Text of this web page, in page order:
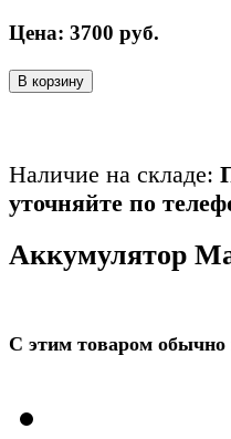
Цена: 3700 руб.
В корзину
Наличие на складе:
уточняйте по
Аккумулятор
С этим товаром обычно